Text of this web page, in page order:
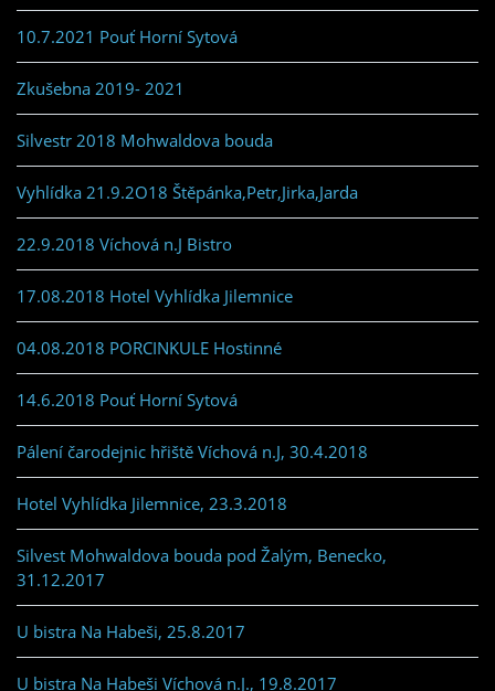
10.7.2021 Pouť Horní Sytová
Zkušebna 2019- 2021
Silvestr 2018 Mohwaldova bouda
Vyhlídka 21.9.2O18 Štěpánka,Petr,Jirka,Jarda
22.9.2018 Víchová n.J Bistro
17.08.2018 Hotel Vyhlídka Jilemnice
04.08.2018 PORCINKULE Hostinné
14.6.2018 Pouť Horní Sytová
Pálení čarodejnic hřiště Víchová n.J, 30.4.2018
Hotel Vyhlídka Jilemnice, 23.3.2018
Silvest Mohwaldova bouda pod Žalým, Benecko,
31.12.2017
U bistra Na Habeši, 25.8.2017
U bistra Na Habeši Víchová n.J., 19.8.2017